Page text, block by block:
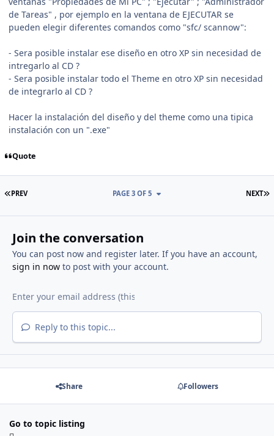
de Tareas" , por ejemplo en la ventana de EJECUTAR se
pueden elegir diferentes comandos como "sfc/ scannow":
- Sera posible instalar ese diseño en otro XP sin necesidad de
intregarlo al CD ?
- Sera posible instalar todo el Theme en otro XP sin necesidad
de integrarlo al CD ?
Hacer la instalación del diseño y del theme como una tipica
instalación con un ".exe"
Quote
FIRST PAGE
PREV NEXT
PAGE 3 OF 5
Join the conversation
You can post now and register later. If you have an account,
sign in nowto post with your account.
Reply to this topic...
Share Followers
Go to topic listing